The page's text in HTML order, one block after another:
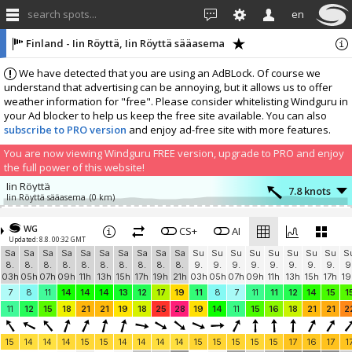
search spots... en
We have detected that you are using an AdBLock. Of course we
understand that advertising can be annoying, but it allows us to offer
weather information for "free". Please consider whitelisting Windguru in
your Ad blocker to help us keep the free site available. You can also
subscribe to PRO version and enjoy ad-free site with more features.
You are now viewing Windguru FREE version, upgrade to PRO and enjoy
the full power of this website!
Finland - Iin Röyttä, Iin Röyttä sääasema
Iin Röyttä
Iin Röyttä sääasema (0 km) 7.8 knots
WG
Updated: 8.8. 00:32 GMT
CS+ AI
Sa
8.
03h
Sa
8.
05h
Sa
8.
07h
Sa
8.
09h
Sa
8.
11h
Sa
8.
13h
Sa
8.
15h
Sa
8.
17h
Sa
8.
19h
Sa
8.
21h
Su
9.
03h
Su
9.
05h
Su
9.
07h
Su
9.
09h
Su
9.
11h
Su
9.
13h
Su
9.
15h
Su
9.
17h
7
8 11 14 14 14 13 12 17 19 11 8 7 11 11 12 14 15
11
12 15 18 21 21 19 18 25 28 19 14 11 15 16 18 21 21
15 14 14 14 15 15 14 14 14 14 15 15 15 15 15 17 16 17